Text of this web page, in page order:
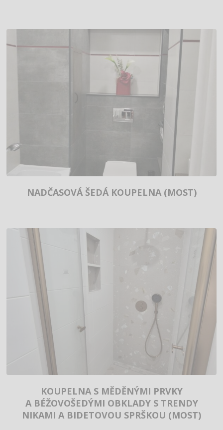
NADČASOVÁ ŠEDÁ KOUPELNA (MOST)
KOUPELNA S MĚDĚNÝMI PRVKY
A BÉŽOVOŠEDÝMI OBKLADY S TRENDY
NIKAMI A BIDETOVOU SPRŠKOU (MOST)